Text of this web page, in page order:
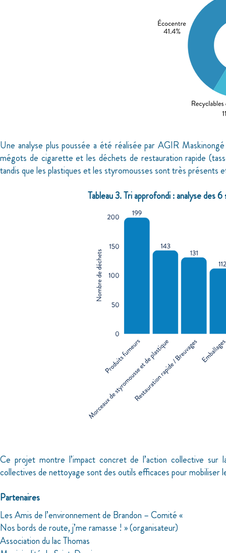
Une analyse plus poussée a été réalisée par AGIR
mégots de cigarette et les déchets de restauration rapide
tandis que les plastiques et les styromousses sont très présents
Tableau 3. Tri approfondi : analyse des
Ce projet montre l’impact concret de l’action collective sur
collectives de nettoyage sont des outils efficaces pour
Partenaires
­Les Amis de l’environnement de Brandon – Comité «
Nos bords de route, j’me ramasse ! » (organisateur)
Association du lac Thomas